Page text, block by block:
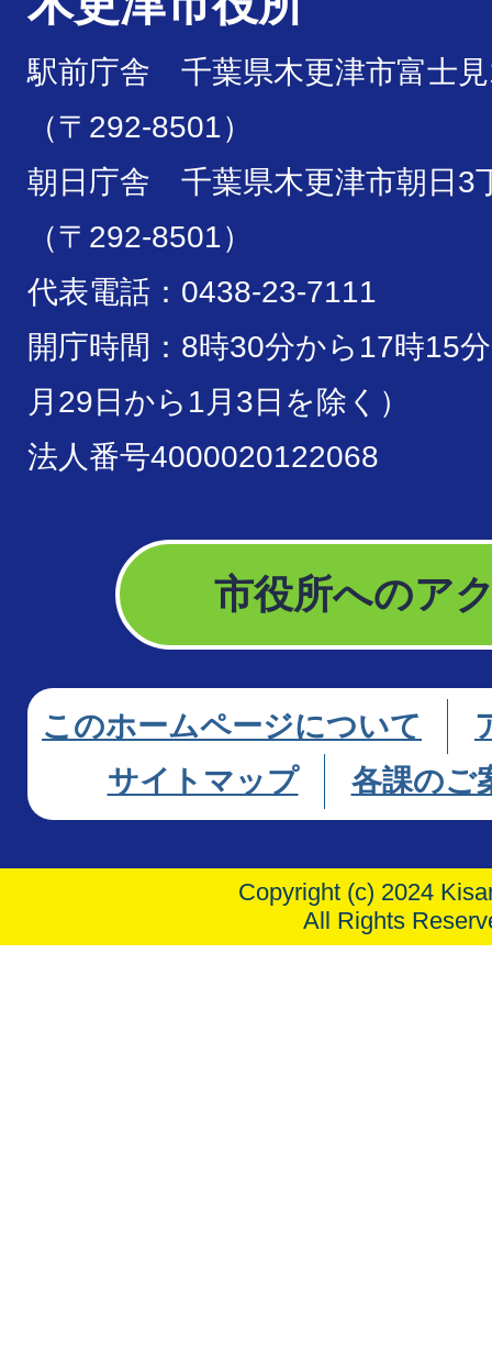
駅前庁舎 千葉県木更津市富士
（〒292-8501）
朝日庁舎 千葉県木更津市朝日3
（〒292-8501）
代表電話：0438-23-7111
開庁時間：8時30分から17時15
月29日から1月3日を除く）
法人番号4000020122068
市役所へのア
このホームページについて
サイトマップ
各課のご
Copyright (c) 2024
All Rights